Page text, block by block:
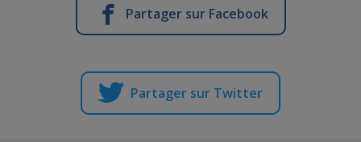
Partager sur Facebook
Partager sur Twitter